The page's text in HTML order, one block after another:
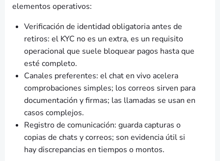
elementos operativos:
Verificación de identidad obligatoria antes de
retiros: el KYC no es un extra, es un requisito
operacional que suele bloquear pagos hasta que
esté completo.
Canales preferentes: el chat en vivo acelera
comprobaciones simples; los correos sirven para
documentación y firmas; las llamadas se usan en
casos complejos.
Registro de comunicación: guarda capturas o
copias de chats y correos; son evidencia útil si
hay discrepancias en tiempos o montos.